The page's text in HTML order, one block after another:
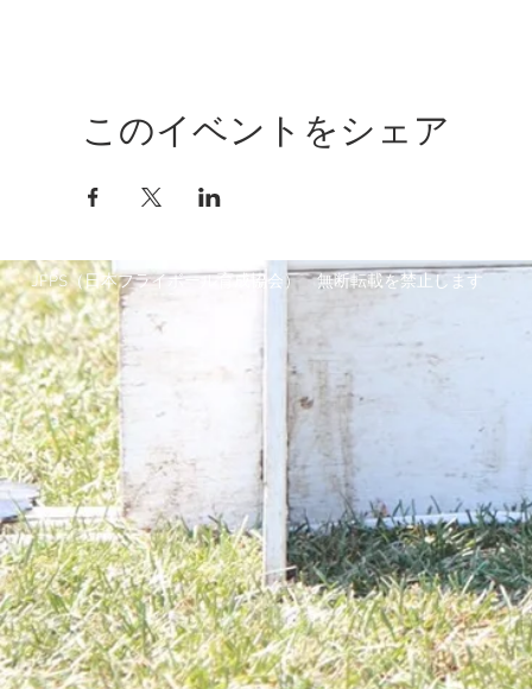
このイベントをシェア
JFPS（日本フライボール育成協会） 無断転載を禁止します